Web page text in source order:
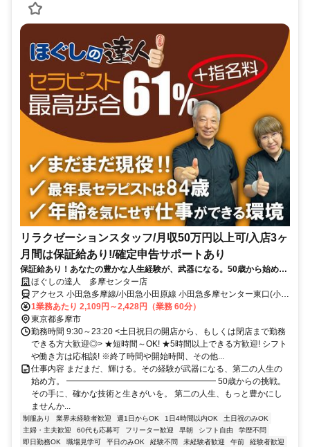
リラクゼーションスタッフ/月収50万円以上可/入店3ヶ
月間は保証給あり!/確定申告サポートあり
保証給あり！あなたの豊かな人生経験が、武器になる。50歳から始め
る、一生モノの癒やしの技術。
ほぐしの達人 多摩センター店
アクセス 小田急多摩線/小田急小田原線 小田急多摩センター東口(小田
急)徒歩約2分、京王相模原線 京王多摩センター東口(京王)徒歩約2
分、多摩都市モノレール線 多摩センター出口2徒歩約4分
1業務あたり 2,109円～2,428円（業務 60分）
東京都多摩市
勤務時間 9:30～23:20 <土日祝日の開店から、もしくは閉店まで勤務
できる方大歓迎◎> ★短時間～OK! ★5時間以上できる方歓迎! シフト
や働き方は応相談! ※終了時間や開始時間、その他...
仕事内容 まだまだ、輝ける。その経験が武器になる、第二の人生の
始め方。 ━━━━━━━━━━━━━━━━━━ 50歳からの挑戦。
その手に、確かな技術と生きがいを。 第二の人生、もっと豊かにし
ませんか...
制服あり 業界未経験者歓迎 週1日からOK 1日4時間以内OK
土日祝のみOK
主婦・主夫歓迎
60代も応募可 フリーター歓迎 早朝 シフト自由
学歴不問
即日勤務OK
職場見学可 平日のみOK 経験不問 未経験者歓迎 午前
経験者歓迎